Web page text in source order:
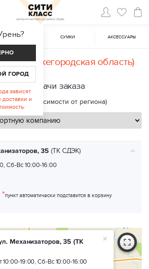
ОБУВЬ CУМКИ АКСЕССУАРЫ
(Нижегородская область)
Пункты выдачи заказа
дней (в зависимости от региона)
35 (ТК СДЭК)
Сб-Вс 10:00-16:00
*пункт автоматически подставится в корзину
×
Механизаторов, 35 (ТК
10:00-19:00, Сб-Вс 10:00-16:00
?
ГОРОД
зависят
и